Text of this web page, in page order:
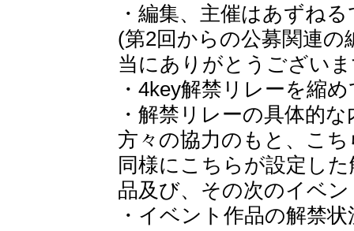
・編集、主催はあずね
(第2回からの公募関連
当にありがとうござい
・4key解禁リレーを縮
・解禁リレーの具体的
方々の協力のもと、こ
同様にこちらが設定し
品及び、その次のイベ
・イベント作品の解禁